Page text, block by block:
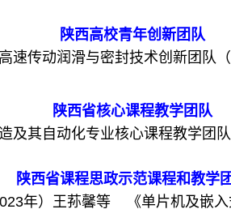
陕西高校青年创新团队
速传动润滑与密封技术创新团队
陕西省核心课程教学团队
及其自动化专业核心课程教学团队
陕西省课程思政示范课程和教学
年）王荪馨等 《单片机及嵌